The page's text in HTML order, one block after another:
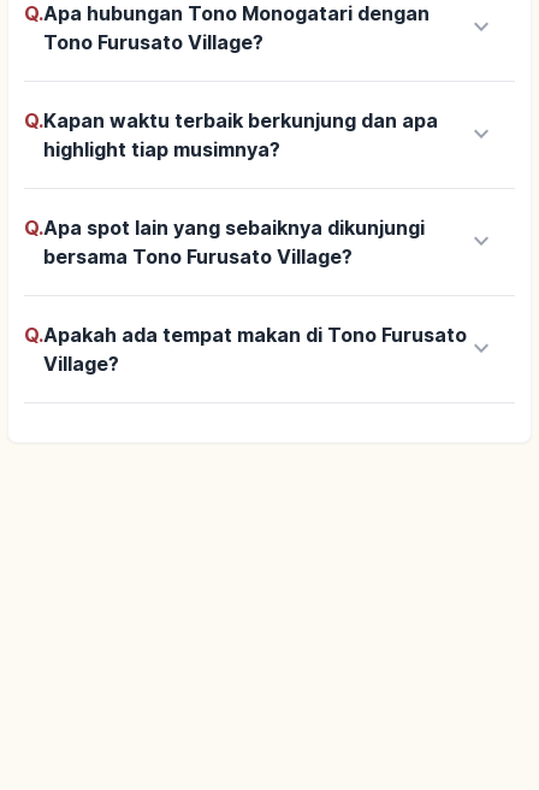
Q.Apa hubungan Tono Monogatari dengan
Tono Furusato Village?
keyboard_arrow_down
Q.Kapan waktu terbaik berkunjung dan apa
highlight tiap musimnya?
keyboard_arrow_down
Q.Apa spot lain yang sebaiknya dikunjungi
bersama Tono Furusato Village?
keyboard_arrow_down
Q.Apakah ada tempat makan di Tono Furusato
Village?
keyboard_arrow_down